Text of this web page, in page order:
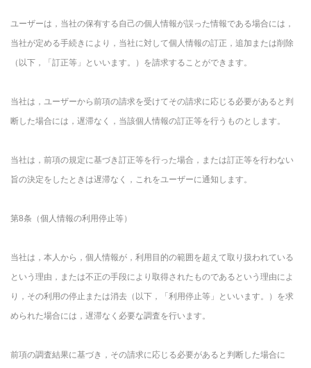
ユーザーは，当社の保有する自己の個人情報が誤った情報である場合には，
当社が定める手続きにより，当社に対して個人情報の訂正，追加または削除
（以下，「訂正等」といいます。）を請求することができます。
当社は，ユーザーから前項の請求を受けてその請求に応じる必要があると判
断した場合には，遅滞なく，当該個人情報の訂正等を行うものとします。
当社は，前項の規定に基づき訂正等を行った場合，または訂正等を行わない
旨の決定をしたときは遅滞なく，これをユーザーに通知します。
第8条（個人情報の利用停止等）
当社は，本人から，個人情報が，利用目的の範囲を超えて取り扱われている
という理由，または不正の手段により取得されたものであるという理由によ
り，その利用の停止または消去（以下，「利用停止等」といいます。）を求
められた場合には，遅滞なく必要な調査を行います。
前項の調査結果に基づき，その請求に応じる必要があると判断した場合に